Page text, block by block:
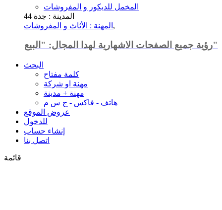
المخمل للديكور و المفروشات
44 المدينة : جدة
المهنة : الأثاث و المفروشات ,
رؤية جميع الصفحات الاشهارية لهدا المجال: "البيع"
البحث
كلمة مفتاح
مهنة او شركة
مهنة + مدينة
هاتف - فاكس - ج س م
عروض الموقع
للدخول
إنشاء حساب
اتصل بنا
قائمة